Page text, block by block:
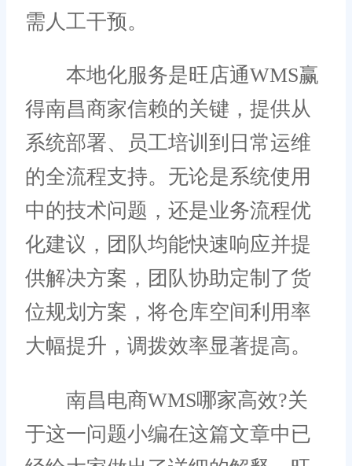
需人工干预。
本地化服务是旺店通WMS赢
得南昌商家信赖的关键，提供从
系统部署、员工培训到日常运维
的全流程支持。无论是系统使用
中的技术问题，还是业务流程优
化建议，团队均能快速响应并提
供解决方案，团队协助定制了货
位规划方案，将仓库空间利用率
大幅提升，调拨效率显著提高。
南昌电商WMS哪家高效?关
于这一问题小编在这篇文章中已